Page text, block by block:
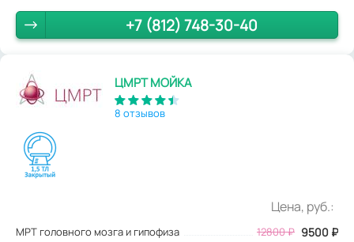
+7 (812) 748-30-40
ЦМРТ МОЙКА
8 отзывов
Цена, руб.:
МРТ головного мозга и гипофиза 12800₽ 9500 ₽